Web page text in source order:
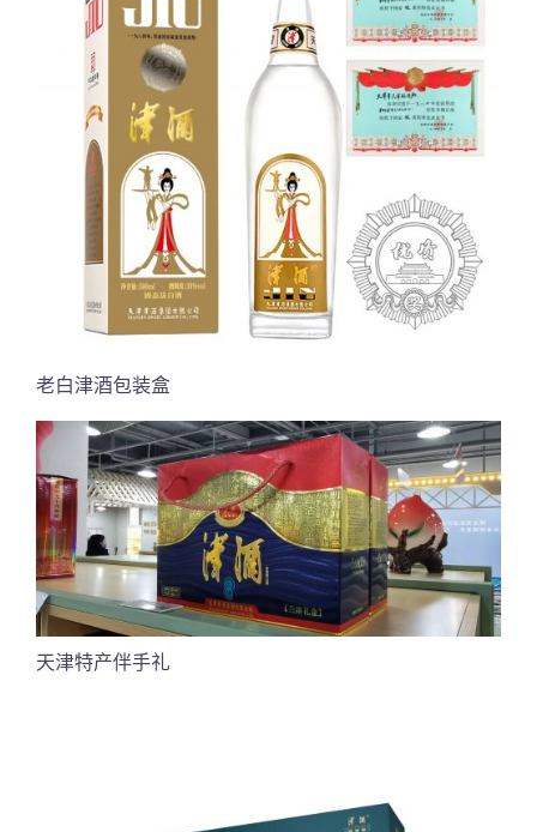
老白津酒包装盒
天津特产伴手礼